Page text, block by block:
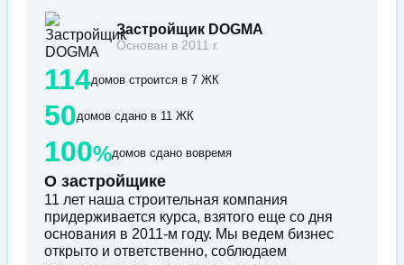
Застройщик DOGMA
Основан в 2011 г.
114домов строится в 7 ЖК
50домов сдано в 11 ЖК
100%домов сдано вовремя
О застройщике
11 лет наша строительная компания
придерживается курса, взятого еще со дня
основания в 2011-м году. Мы ведем бизнес
открыто и ответственно, соблюдаем